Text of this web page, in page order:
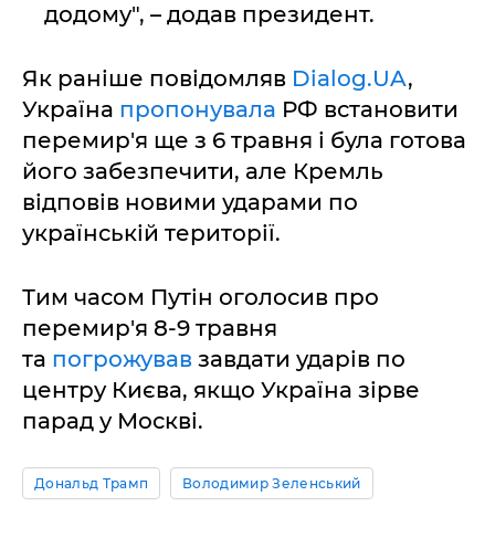
додому", – додав президент.
Як раніше повідомляв Dialog.UA,
Україна пропонувала РФ встановити
перемир'я ще з 6 травня і була готова
його забезпечити, але Кремль
відповів новими ударами по
українській території.
Тим часом Путін оголосив про
перемир'я 8-9 травня
та погрожував завдати ударів по
центру Києва, якщо Україна зірве
парад у Москві.
Дональд Трамп Володимир Зеленський